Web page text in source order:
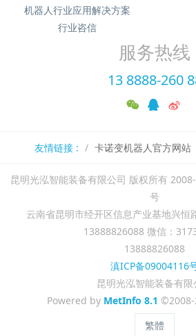
机器人行业应用解决方案
行业咨信
服务热线
13 8888-260
友情链接 : 卡诺变机器人官方网站
昆明光泓智能装备有限公司 版权所有
号
云南省昆明市经开区信息产业基地兴恒
13888826088 微信：
13888826088
滇ICP备09004116
昆明光泓智能装备有限
Powered by MetInfo 8.1 ©2008-
繁體